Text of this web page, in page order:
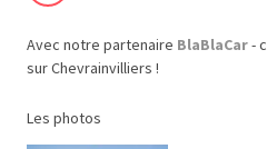
Avec notre partenaire BlaBlaCar-
sur Chevrainvilliers !
Les photos